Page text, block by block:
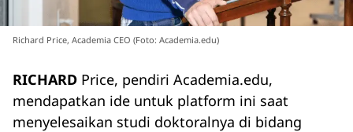
Richard Price, Academia CEO (Foto: Academia.edu)
RICHARD Price, pendiri Academia.edu,
mendapatkan ide untuk platform ini saat
menyelesaikan studi doktoralnya di bidang